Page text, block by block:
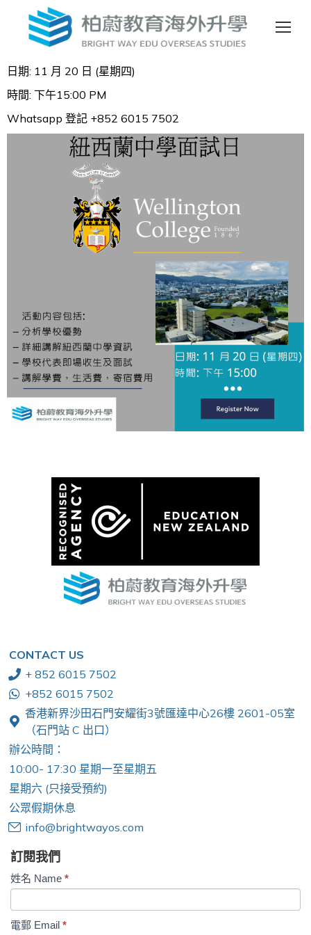
日期: 11 月 20 日 (星期四)
時間: 下午15:00 PM
Whatsapp 登記 +852 6015 7502
CONTACT US
+ 852 6015 7502
+852 6015 7502
香港新界沙田石門安耀街3號匯達中心26樓 2601-05室
（石門站 C 出口）
辦公時間：
10:00- 17:30 星期一至星期五
星期六 (只接受預約)
公眾假期休息
info@brightwayos.com
訂閱我們
Subscription
姓名 Name *
電郵 Email *